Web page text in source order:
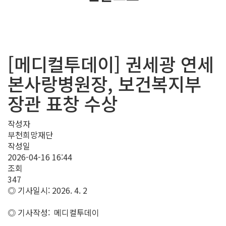
[메디컬투데이] 권세광 연세
본사랑병원장, 보건복지부
장관 표창 수상
작성자
부천희망재단
작성일
2026-04-16 16:44
조회
347
◎ 기사일시: 2026. 4. 2
◎ 기사작성: 메디컬투데이